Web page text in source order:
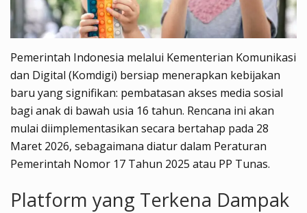
Pemerintah Indonesia melalui Kementerian Komunikasi
dan Digital (Komdigi) bersiap menerapkan kebijakan
baru yang signifikan: pembatasan akses media sosial
bagi anak di bawah usia 16 tahun. Rencana ini akan
mulai diimplementasikan secara bertahap pada 28
Maret 2026, sebagaimana diatur dalam Peraturan
Pemerintah Nomor 17 Tahun 2025 atau PP Tunas.
Platform yang Terkena Dampak